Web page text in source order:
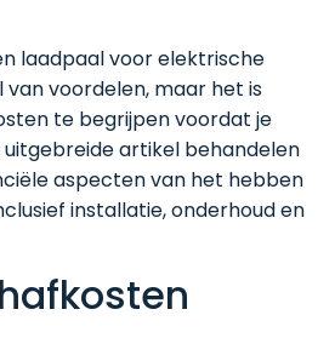
laadpaal voor elektrische
voordelen, maar het is
te begrijpen voordat je
uitgebreide artikel behandelen
aspecten van het hebben
installatie, onderhoud en